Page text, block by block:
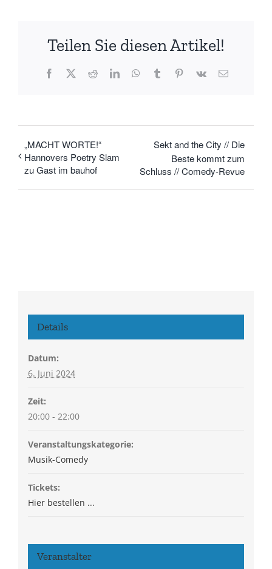
Teilen Sie diesen Artikel!
Facebook
X RedditLinkedInWhatsApp
TumblrPinterest
Vk
E-
„MACHT WORTE!“
Hannovers Poetry Slam
zu Gast im bauhof
Sekt and the City // Die
Beste kommt zum
Schluss // Comedy-Revue
Details
Datum:
6. Juni 2024
Zeit:
20:00 - 22:00
Veranstaltungskategorie:
Musik-Comedy
Tickets:
Hier bestellen ...
Veranstalter